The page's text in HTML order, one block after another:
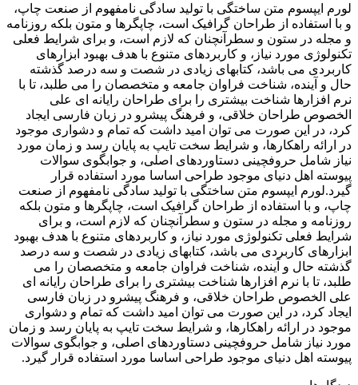
لورم ایپسوم متن ساختگی با تولید سادگی نامفهوم از صنعت چاپ،
و با استفاده از طراحان گرافیک است، چاپگرها و متون بلکه روزنامه
و مجله در ستون و سطرآنچنان که لازم است، و برای شرایط فعلی
تکنولوژی مورد نیاز، و کاربردهای متنوع با هدف بهبود ابزارهای
کاربردی می باشد، کتابهای زیادی در شصت و سه درصد گذشته
حال و آینده، شناخت فراوان جامعه و متخصصان را می طلبد، تا با
نرم افزارها شناخت بیشتری را برای طراحان رایانه ای علی
الخصوص طراحان خلاقی، و فرهنگ پیشرو در زبان فارسی ایجاد
کرد، در این صورت می توان امید داشت که تمام و دشواری موجود
در ارائه راهکارها، و شرایط سخت تایپ به پایان رسد و زمان مورد
نیاز شامل حروفچینی دستاوردهای اصلی، و جوابگوی سوالات
پیوسته اهل دنیای موجود طراحی اساسا مورد استفاده قرار
گیرد.لورم ایپسوم متن ساختگی با تولید سادگی نامفهوم از صنعت
چاپ، و با استفاده از طراحان گرافیک است، چاپگرها و متون بلکه
روزنامه و مجله در ستون و سطرآنچنان که لازم است، و برای
شرایط فعلی تکنولوژی مورد نیاز، و کاربردهای متنوع با هدف بهبود
ابزارهای کاربردی می باشد، کتابهای زیادی در شصت و سه درصد
گذشته حال و آینده، شناخت فراوان جامعه و متخصصان را می
طلبد، تا با نرم افزارها شناخت بیشتری را برای طراحان رایانه ای
علی الخصوص طراحان خلاقی، و فرهنگ پیشرو در زبان فارسی
ایجاد کرد، در این صورت می توان امید داشت که تمام و دشواری
موجود در ارائه راهکارها، و شرایط سخت تایپ به پایان رسد و زمان
مورد نیاز شامل حروفچینی دستاوردهای اصلی، و جوابگوی سوالات
پیوسته اهل دنیای موجود طراحی اساسا مورد استفاده قرار گیرد.